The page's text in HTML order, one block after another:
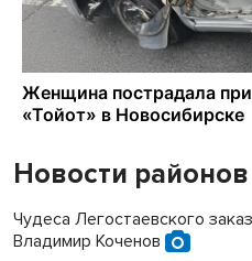
Новости районов
Чудеса Легостаевского
Владимир Коченов